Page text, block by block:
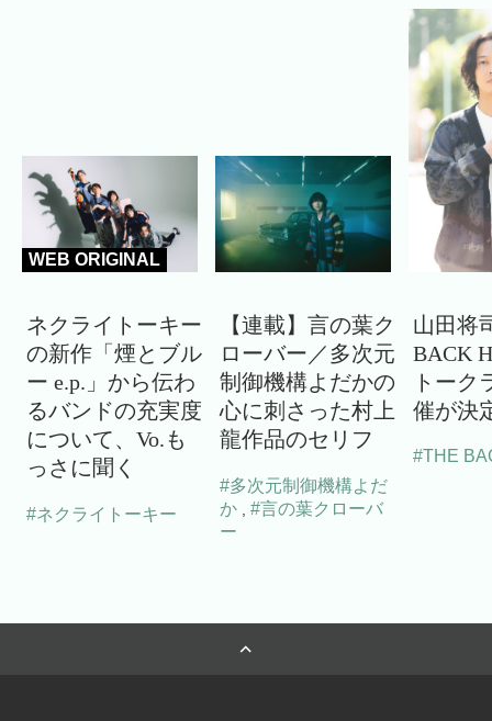
WEB ORIGINAL
ネクライトーキー
の新作「煙とブル
ー e.p.」から伝わ
るバンドの充実度
について、Vo.も
っさに聞く
#ネクライトーキー
【連載】言の葉ク
ローバー／多次元
制御機構よだかの
心に刺さった村上
龍作品のセリフ
#多次元制御機構よだ
か , #言の葉クローバ
ー
山田将
BACK
トーク
催が決
#THE